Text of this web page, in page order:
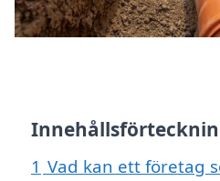
1 Vad kan ett företag